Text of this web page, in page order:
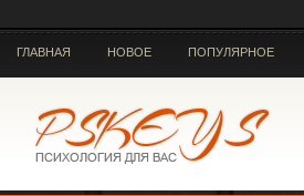
ГЛАВНАЯ НОВОЕ ПОПУЛЯРНОЕ